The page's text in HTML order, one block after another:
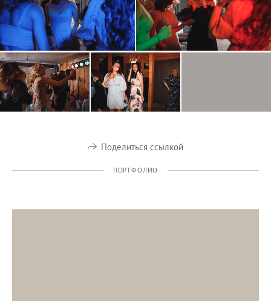
Поделиться ссылкой
ПОРТФОЛИО